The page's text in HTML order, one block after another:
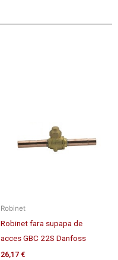
Robinet
Robinet fara supapa de
acces GBC 22S Danfoss
26,17 €